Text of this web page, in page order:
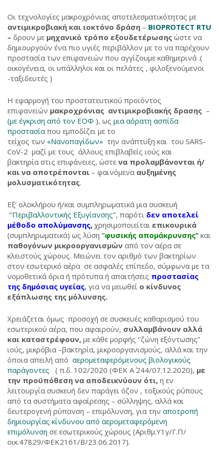
Οι τεχνολογίες μακροχρόνιας αποτελεσματικότητας με
αντιμικροβιακή και ιοκτόνο δράση – BIOPROTECT RTU
– δρουν με μηχανικό τρόπο εξουδετέρωσης ώστε να
δημιουργούν ένα πιο υγιές περιβάλλον με το να παρέχουν
προστασία των επιφανειών που αγγίζουμε καθημερινά .(
οικογένεια, οι υπάλληλοι και οι πελάτες , φιλοξενούμενοι
-ταξιδευτές )
Η εφαρμογή του προστατευτικού προϊόντος
επιφανειών μακροχρόνιας αντιμικροβιακής δρασης –
(με έγκριση από τον ΕΟΦ ), ως μια αόρατη ασπίδα
προστασίαπου εμποδίζει με το
τείχος των «Νανοπαγίδων» την ανάπτυξη και του SARS-
CoV-2 μαζί με τους άλλους επιβλαβείς ιούς και
βακτηρία στις επιφάνειες, ώστε να προλαμβάνονται ή/
και να αποτρέπονται – φαινόμενα αυξημένης
μολυσματικότητας.
Εξ’ ολοκλήρου ή/και συμπληρωματικά μια συσκευή
‘’Περιβαλλοντικής Εξυγίανσης’’, παρότι δεν αποτελεί
μέθοδο απολύμανσης, χρησιμοποιείται επικουρικά
(συμπληρωματικά) ως λύση ‘’φυσικής απομάκρυνσης’’ και
παθογόνων μικροοργανισμών από τον αέρα σε
κλειστούς χώρους. Μειώνει τον αριθμό των βακτηρίων
στον εσωτερικό αέρα σε ασφαλές επίπεδο, σύμφωνα με τα
νομοθετικά όρια ή πρότυπα ή απαιτήσεις προστασίας
της δημόσιας υγείας, για να μειωθεί ο κίνδυνος
εξάπλωσης της μόλυνσης.
Χρειάζεται όμως προσοχή σε συσκευές καθαρισμού του
εσωτερικού αέρα, που αφαιρούν, συλλαμβάνουν αλλά
και καταστρέφουν, με κάθε μορφής ‘’ζώνη εξόντωσης’’
ιούς, μικρόβια –βακτηρία, μικροοργανισμούς, αλλά και την
όποια απειλή από αερομεταφερόμενους βιολογικούς
παράγοντες
( π.δ. 102/2020 (ΦΕΚ Α΄ 244/07.12.2020), με
την προϋπόθεση να αποδεικνύουν ότι, η εν
λειτουργία συσκευή δεν παράγει όζον , τοξικούς ρύπους
από τα συστήματα αφαίρεσης – σύλληψης, αλλά και
δευτερογενή ρύπανση – επιμόλυνση, για την αποτροπή
δημιουργίας κίνδυνου από αερομεταφερόμενη
επιμόλυνση σε εσωτερικούς χώρους (Αριθμ.Υ1γ/Γ.Π/
οικ.47829/ΦΕΚ2161/Β/23.06.2017).